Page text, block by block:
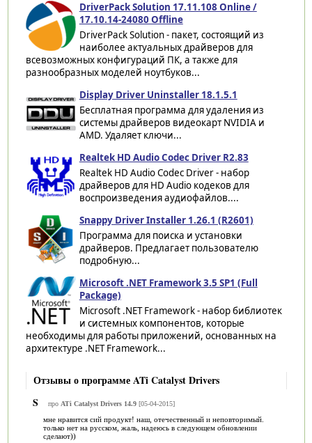
DriverPack Solution 17.11.108 Online /
17.10.14-24080 Offline
DriverPack Solution - пакет, состоящий из
наиболее актуальных драйверов для
всевозможных конфигураций ПК, а также для
разнообразных моделей ноутбуков...
Display Driver Uninstaller 18.1.5.1
Бесплатная программа для удаления из
системы драйверов видеокарт NVIDIA и
AMD. Удаляет ключи...
Realtek HD Audio Codec Driver R2.83
Realtek HD Audio Codec Driver - набор
драйверов для HD Audio кодеков для
воспроизведения аудиофайлов....
Snappy Driver Installer 1.26.1 (R2601)
Программа для поиска и установки
драйверов. Предлагает пользователю
подробную...
Microsoft .NET Framework 3.5 SP1 (Full
Package)
Microsoft .NET Framework - набор библиотек
и системных компонентов, которые
необходимы для работы приложений, основанных на
архитектуре .NET Framework...
Отзывы о программе ATi Catalyst Drivers
S
про ATi Catalyst Drivers 14.9[05-04-2015]
мне нравится сий продукт! наш, отечественный и неповторимый.
только нет на русском, жаль, надеюсь в следующем обновлении
сделают))